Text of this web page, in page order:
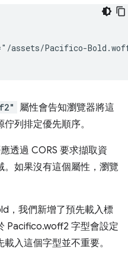
assets/Pacifico-
屬性會告知瀏覽器將這
列排定優先順序。
透過 CORS 要求擷取資
如果沒有這個屬性，瀏覽
，我們新增了預先載入標
Pacifico.woff2 字型會設定
入這個字型並不重要。